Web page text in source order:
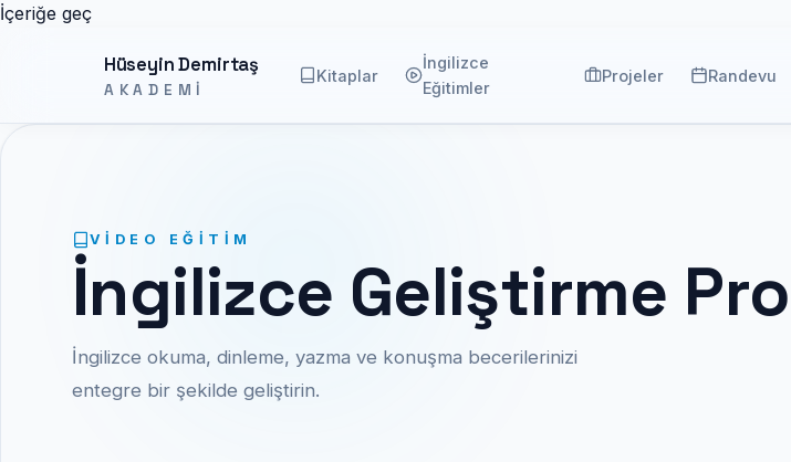
İçeriğe geç
Hüseyin Demirtaş
AKADEMI
Kitaplar
İngilizce
Eğitimler
Projeler Randevu
VIDEO EĞITIM
İngilizce Geliştirme
İngilizce okuma, dinleme, yazma ve konuşma becerilerinizi
entegre bir şekilde geliştirin.